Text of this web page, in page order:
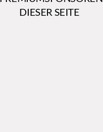
DIESER SEITE